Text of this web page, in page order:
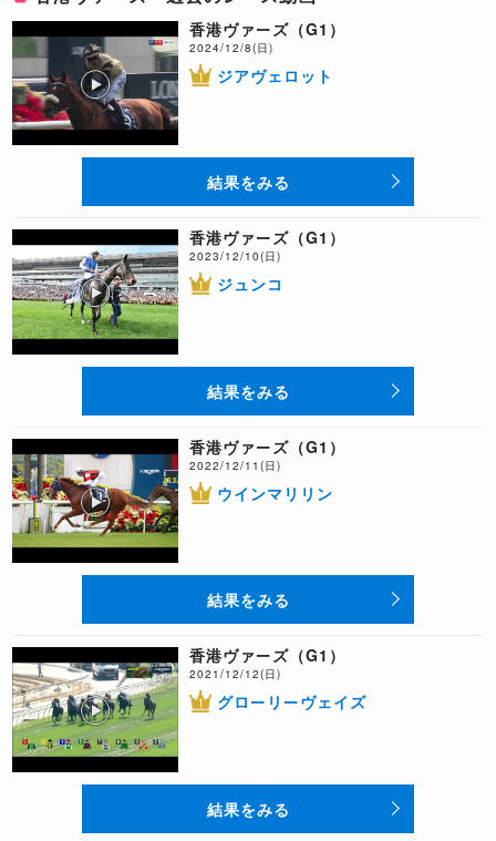
香港ヴァーズ（G1）
2024/12/8(日)
ジアヴェロット
結果をみる
香港ヴァーズ（G1）
2023/12/10(日)
ジュンコ
結果をみる
香港ヴァーズ（G1）
2022/12/11(日)
ウインマリリン
結果をみる
香港ヴァーズ（G1）
2021/12/12(日)
グローリーヴェイズ
結果をみる